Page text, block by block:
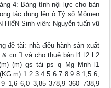
4: Bảng tính nội lực cho bản
tác dụng lên ô Tỷ số Mômen
HIểN Sinh viên: Nguyễn tuấn vũ
đề tài: nhà điều hành sản xuất
& cn  và cho thuê bản l1 l2 l 2
(m) gs tải ps q Mg Mnh l1
1 2 3 4 5 6 7 8 9 8 1,5 6,
1,6 6,0 3,85 378,9 360 738,9